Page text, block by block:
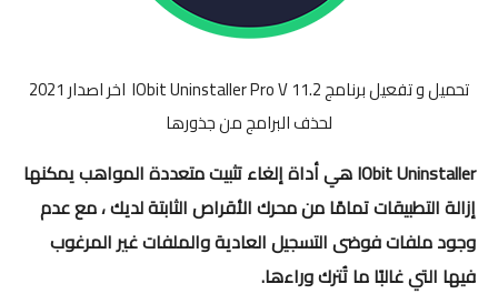
تحميل و تفعيل برنامج IObit Uninstaller Pro V 11.2 اخر اصدار 2021
لحذف البرامج من جذورها
IObit Uninstaller هي أداة إلغاء تثبيت متعددة المواهب يمكنها
إزالة التطبيقات تمامًا من محرك الأقراص الثابتة لديك ، مع عدم
وجود ملفات فوضى التسجيل العادية والملفات غير المرغوب
فيها التي غالبًا ما تُترك وراءها.